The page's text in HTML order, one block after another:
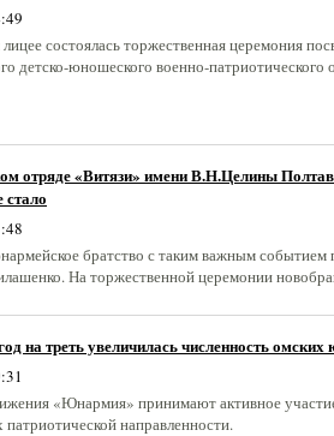
состоялась торжественная церемония
детско-юношеского военно-
отряде «Витязи» имени В.Н.Целины
стало
братство с таким важным событием
На торжественной церемонии
на треть увеличилась численность омских
«Юнармия» принимают активное
направленности.